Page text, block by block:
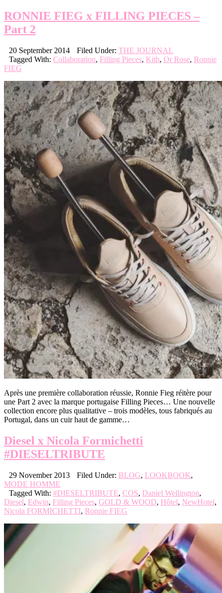
RONNIE FIEG x FILLING PIECES –
Part 2
20 September 2014 Filed Under: THE JOURNAL
Tagged With: Collaboration, Filling Pieces, Kith, Or Rose, Ronnie
FIEG
Après une première collaboration réussie, Ronnie Fieg réitère pour
une Part 2 avec la marque portugaise Filling Pieces… Une nouvelle
collection encore plus qualitative – trois modèles, tous fabriqués au
Portugal, dans un cuir haut de gamme…
Diesel x Nicola Formichetti
#DIESELTRIBUTE
29 November 2013 Filed Under: BLOG, LOOKBOOK,
MODE HOMME
Tagged With: #DIESELTRIBUTE, COS, Daniel Wellington,
Diesel, Edwin, Filling Pieces, GOLD & WOOD, Hôtel, NewHotel,
Nicola FORMICHETTI, Ronnie FIEG